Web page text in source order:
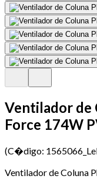
Ventilador de
Force 174W
(C�digo:
Ventilador de Coluna